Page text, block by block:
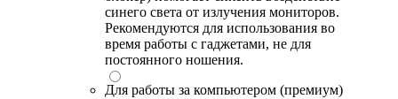
синего света от излучения мониторов.
Рекомендуются для использования во
время работы с гаджетами, не для
постоянного ношения.
Для работы за компьютером (премиум)